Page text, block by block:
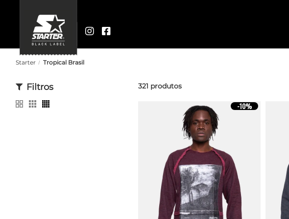
Starter Tropical Brasil
Filtros 321 produtos
-10%